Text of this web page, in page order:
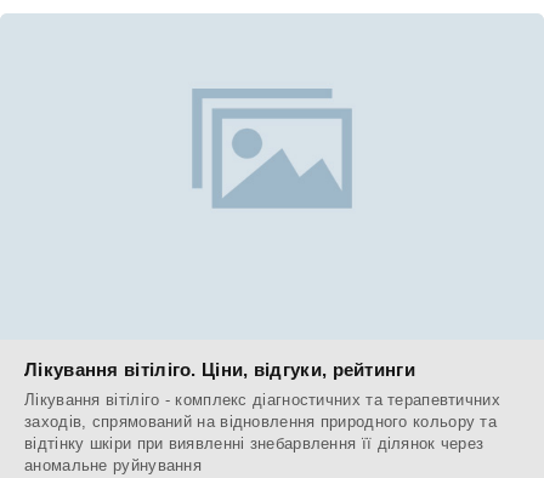
Лікування вітіліго. Ціни, відгуки, рейтинги
Лікування вітіліго - комплекс діагностичних та терапевтичних
заходів, спрямований на відновлення природного кольору та
відтінку шкіри при виявленні знебарвлення її ділянок через
аномальне руйнування